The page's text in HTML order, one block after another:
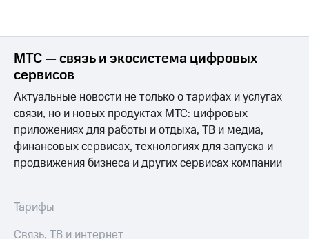
МТС — связь и экосистема цифровых
сервисов
Актуальные новости не только о тарифах и услугах
связи, но и новых продуктах МТС: цифровых
приложениях для работы и отдыха, ТВ и медиа,
финансовых сервисах, технологиях для запуска и
продвижения бизнеса и других сервисах компании
Тарифы
Связь, ТВ и интернет